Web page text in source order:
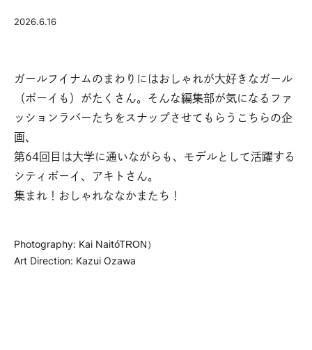
2026.6.16
ガールフイナムのまわりにはおしゃれが大好きなガール
（ボーイも）がたくさん。
そんな編集部が気になるファ
ッションラバーたちをスナップさせてもらうこちらの企
画、
第64回目は大学に通いながらも、モデルとして活躍する
シティボーイ、アキトさん。
集まれ！おしゃれななかまたち！
Photography: Kai Naito（TRON）
Art Direction: Kazui Ozawa